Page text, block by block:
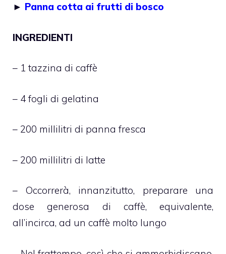
► Panna cotta ai frutti di bosco
INGREDIENTI
– 1 tazzina di caffè
– 4 fogli di gelatina
– 200 millilitri di panna fresca
– 200 millilitri di latte
– Occorrerà, innanzitutto, preparare una
dose generosa di caffè, equivalente,
all’incirca, ad un caffè molto lungo